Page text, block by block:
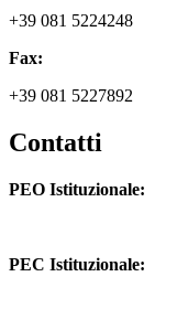
+39 081 5224248
Fax:
+39 081 5227892
Contatti
PEO Istituzionale:
PEC Istituzionale: